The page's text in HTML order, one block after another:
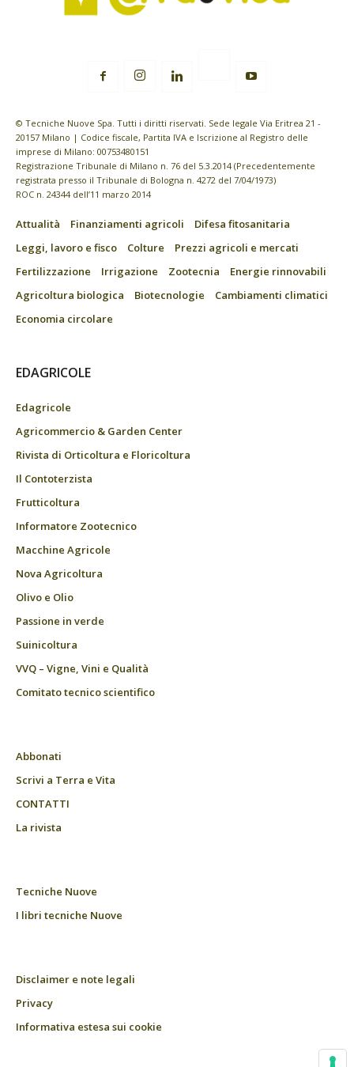
© Tecniche Nuove Spa. Tutti i diritti riservati. Sede legale Via Eritrea 21 -
20157 Milano | Codice fiscale, Partita IVA e Iscrizione al Registro delle
imprese di Milano: 00753480151
Registrazione Tribunale di Milano n. 76 del 5.3.2014 (Precedentemente
registrata presso il Tribunale di Bologna n. 4272 del 7/04/1973)
ROC n. 24344 dell’11 marzo 2014
Attualità Finanziamenti agricoli
Difesa fitosanitaria
Leggi, lavoro e fisco
Colture
Prezzi agricoli e mercati
Fertilizzazione
Irrigazione Zootecnia
Energie rinnovabili
Agricoltura biologica
Biotecnologie
Cambiamenti climatici
Economia circolare
EDAGRICOLE
Edagricole
Agricommercio & Garden Center
Rivista di Orticoltura e Floricoltura
Il Contoterzista
Frutticoltura
Informatore Zootecnico
Macchine Agricole
Nova Agricoltura
Olivo e Olio
Passione in verde
Suinicoltura
VVQ – Vigne, Vini e Qualità
Comitato tecnico scientifico
Abbonati
Scrivi a Terra e Vita
CONTATTI
La rivista
Tecniche Nuove
I libri tecniche Nuove
Disclaimer e note legali
Privacy
Informativa estesa sui cookie